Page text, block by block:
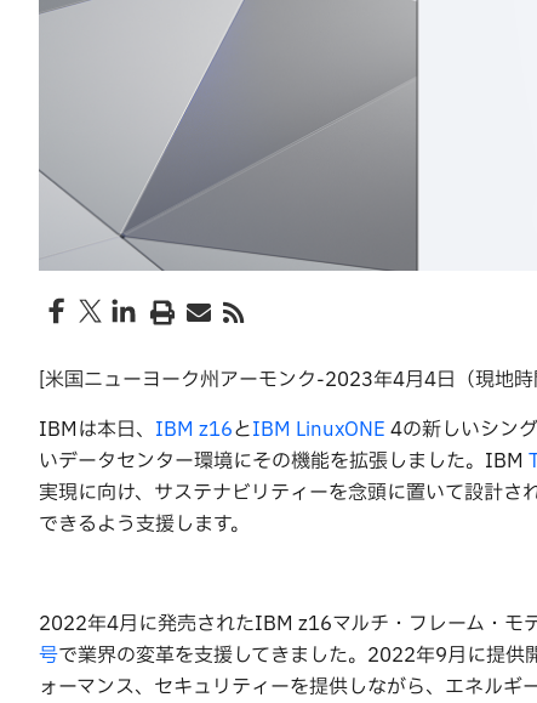
[米国ニューヨーク州アーモンク-2023年4月4日（現地
IBMは本日、 IBM z16とIBM LinuxONE 4の新しいシン
いデータセンター環境にその機能を拡張しました。IBM
実現に向け、サステナビリティーを念頭に置いて設計
できるよう支援します。
2022年4月に発売されたIBM z16マルチ・フレーム・モ
号で業界の変革を支援してきました。2022年9月に提
ォーマンス、セキュリティーを提供しながら、エネル